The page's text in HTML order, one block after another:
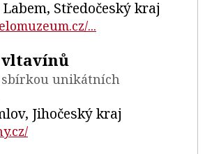
Středočeský kraj
...
vltavínů
sbírkou unikátních
Jihočeský kraj